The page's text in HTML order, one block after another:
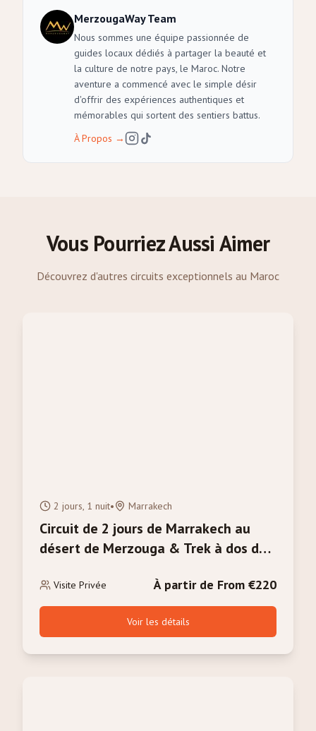
MerzougaWay Team
Nous sommes une équipe passionnée de
guides locaux dédiés à partager la beauté et
la culture de notre pays, le Maroc. Notre
aventure a commencé avec le simple désir
d'offrir des expériences authentiques et
mémorables qui sortent des sentiers battus.
À Propos →
Vous Pourriez Aussi Aimer
Découvrez d'autres circuits exceptionnels au Maroc
2 jours, 1 nuit• Marrakech
Circuit de 2 jours de Marrakech au
désert de Merzouga & Trek à dos de
Visite Privée À partir de From €220
Voir les détails